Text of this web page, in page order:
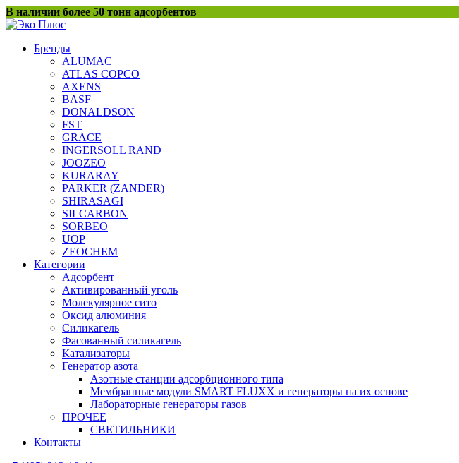
Перейти
к
В наличии более 50 тонн адсорбентов
Бренды
ALUMAC
ATLAS COPCO
AXENS
BASF
DONALDSON
FST
GRACE
INGERSOLL RAND
JOOZEO
KURARAY
PARKER (ZANDER)
SHIRASAGI
SILCARBON
SORBEO
UOP
ZEOCHEM
Категории
Адсорбент
Активированный уголь
Молекулярное сито
Оксид алюминия
Силикагель
Фасованный силикагель
Катализаторы
Генератор азота
Азотные станции адсорбционного типа
Мембранные модули SMART FLUXX и генераторы на их основе
Лабораторные генераторы газов
ПРОЧЕЕ
СВЕТИЛЬНИКИ
Контакты